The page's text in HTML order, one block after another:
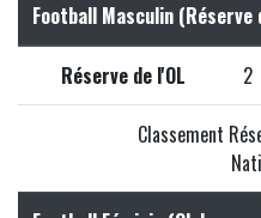
Football Masculin (Réserve
Réserve de l'OL 2
Classement